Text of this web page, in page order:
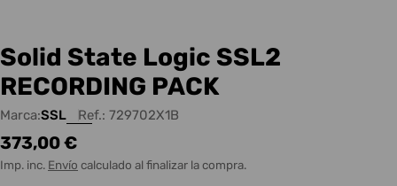
Solid State Logic SSL2
RECORDING PACK
Marca:SSL Ref.: 729702X1B
Precio
habitual
373,00 €
Imp. inc. Envío calculado al finalizar la compra.